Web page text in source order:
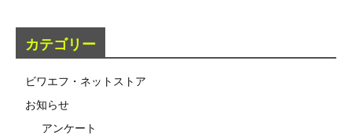
カテゴリー
ビワエフ・ネットストア
お知らせ
アンケート